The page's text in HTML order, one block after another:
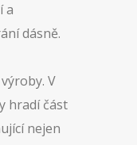
a
dásně.
V
hradí část
nejen